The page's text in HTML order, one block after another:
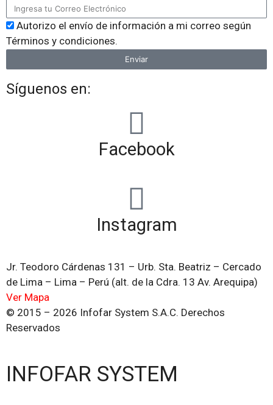
Autorizo el envío de información a mi correo según
Términos y condiciones.
Enviar
Síguenos en:
Facebook
Instagram
Jr. Teodoro Cárdenas 131 – Urb. Sta. Beatriz – Cercado
de Lima – Lima – Perú (alt. de la Cdra. 13 Av. Arequipa)
Ver Mapa
© 2015 – 2026 Infofar System S.A.C. Derechos
Reservados
INFOFAR SYSTEM